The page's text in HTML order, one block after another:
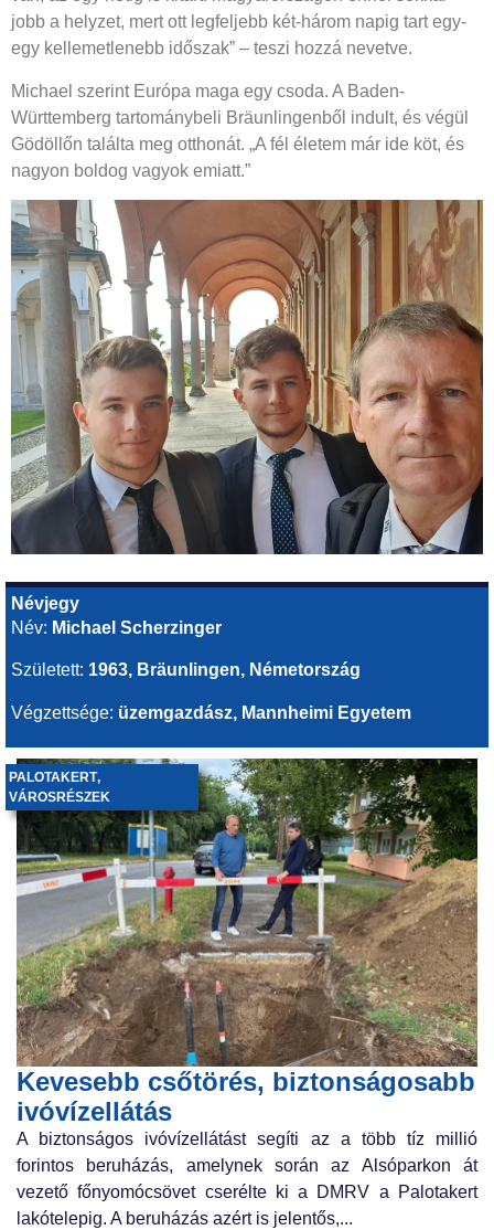
jobb a helyzet, mert ott legfeljebb két-három napig tart egy-
egy kellemetlenebb időszak” – teszi hozzá nevetve.
Michael szerint Európa maga egy csoda. A Baden-
Württemberg tartománybeli Bräunlingenből indult, és végül
Gödöllőn találta meg otthonát. „A fél életem már ide köt, és
nagyon boldog vagyok emiatt.”
Névjegy
Név: Michael Scherzinger
Született: 1963, Bräunlingen, Németország
Végzettsége: üzemgazdász, Mannheimi Egyetem
Kevesebb csőtörés, biztonságosabb
ivóvízellátás
PALOTAKERT,
VÁROSRÉSZEK
A biztonságos ivóvízellátást segíti az a több tíz millió
forintos beruházás, amelynek során az Alsóparkon át
vezető főnyomócsövet cserélte ki a DMRV a Palotakert
lakótelepig. A beruházás azért is jelentős,...